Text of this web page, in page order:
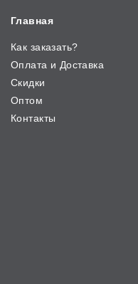
Главная
Как заказать?
Оплата и Доставка
Скидки
Оптом
Контакты